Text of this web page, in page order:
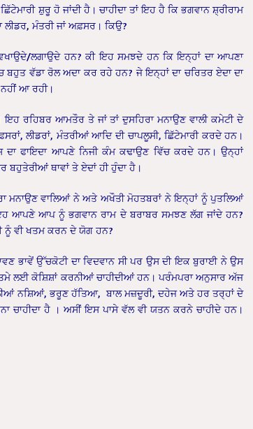
ਸ਼ੁਰੂ ਹੋ ਜਾਂਦੀ ਹੈ। ਚਾਹੀਦਾ ਤਾਂ ਇਹ ਹੈ ਕਿ ਭਗਵਾਨ ਸ਼੍ਰੀਰਾਮ
ਮੰਤਰੀ ਜਾਂ ਅਫ਼ਸਰ। ਕਿਉ?
ਲਗਾਉਦੇ ਹਨ? ਕੀ ਇਹ ਸਮਝਦੇ ਹਨ ਕਿ ਇਨ੍ਹਾਂ ਦਾ ਆਪਣਾ
ਵੱਡਾ ਰੋਲ ਅਦਾ ਕਰ ਰਹੇ ਹਨ? ਜੇ ਇਨ੍ਹਾਂ ਦਾ ਚਰਿਤਰ ਏਦਾ ਦਾ
ਆ ਰਹੀ।
ਰਹਿਬਰ ਆਮਤੌਰ ਤੇ ਜਾਂ ਤਾਂ ਦੁਸਹਿਰਾ ਮਨਾਉਣ ਵਾਲੀ ਕਮੇਟੀ ਦੇ
ਲੀਡਰਾਂ, ਮੰਤਰੀਆਂ ਆਦਿ ਦੀ ਚਾਪਲੂਸੀ, ਛਿੱਟੇਮਾਰੀ ਕਰਦੇ ਹਨ।
ਫਾਇਦਾ ਆਪਣੇ ਨਿਜੀ ਕੰਮ ਕਢਾਉਣ ਵਿੱਚ ਕਰਦੇ ਹਨ। ਉਨ੍ਹਾਂ
ਬਹੁਤੇਰੀਆਂ ਥਾਵਾਂ ਤੇ ਏਦਾਂ ਹੀ ਹੁੰਦਾ ਹੈ।
ਮਨਾਉਣ ਵਾਲਿਆਂ ਨੇ ਅਤੇ ਅਖੌਤੀ ਮੋਹਤਬਰਾਂ ਨੇ ਇਨ੍ਹਾਂ ਨੂੰ ਪੁਤਲਿਆਂ
ਆਪਣੇ ਆਪ ਨੂੰ ਭਗਵਾਨ ਰਾਮ ਦੇ ਬਰਾਬਰ ਸਮਝਣ ਲੱਗ ਜਾਂਦੇ ਹਨ?
ਨੂੰ ਵੀ ਖਤਮ ਕਰਨ ਦੇ ਯੋਗ ਹਨ?
ਭਾਵੇਂ ਉੱਚਕੋਟੀ ਦਾ ਵਿਦਵਾਨ ਸੀ ਪਰ ਉਸ ਦੀ ਇਕ ਬੁਰਾਈ ਨੇ ਉਸ
ਲਈ ਕੋਸ਼ਿਸ਼ਾਂ ਕਰਨੀਆਂ ਚਾਹੀਦੀਆਂ ਹਨ। ਪਰੰਮਪਰਾ ਅਨੁਸਾਰ ਅੱਜ
ਨਸ਼ਿਆਂ, ਭਰੂਣ ਹੱਤਿਆ, ਬਾਲ ਮਜ਼ਦੂਰੀ, ਦਹੇਜ ਅਤੇ ਹਰ ਤਰ੍ਹਾਂ ਦੇ
ਹੈ । ਅਸੀਂ ਇਸ ਪਾਸੇ ਵੱਲ ਵੀ ਯਤਨ ਕਰਨੇ ਚਾਹੀਦੇ ਹਨ।